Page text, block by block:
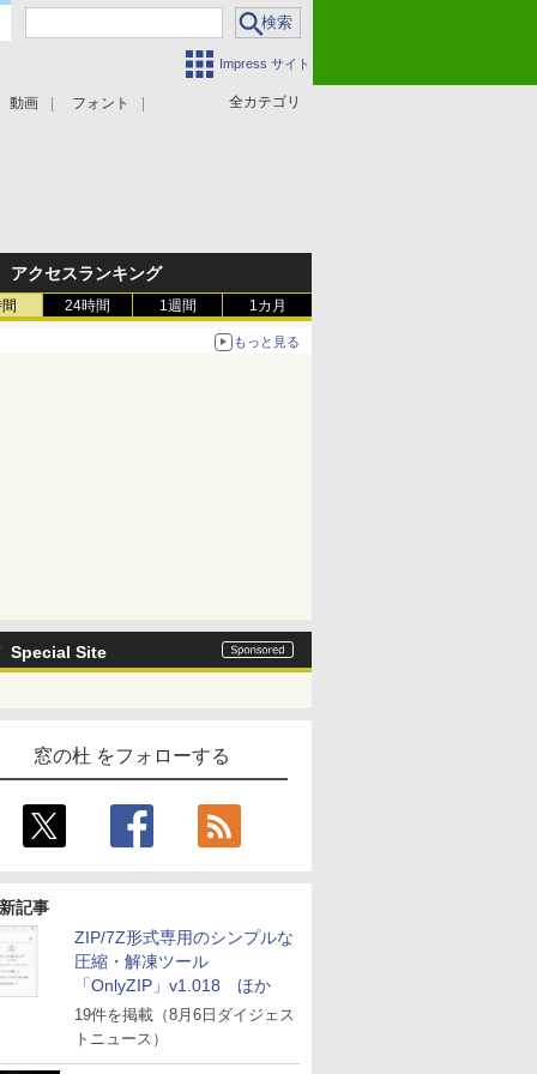
Impress サイト
全カテゴリ
動画 フォント
アクセスランキング
24時間 1週間 1カ月
もっと見る
Special Site
窓の杜 をフォローする
記事
ZIP/7Z形式専用のシンプルな
圧縮・解凍ツール
「OnlyZIP」v1.018 ほか
19件を掲載（8月6日ダイジェス
トニュース）